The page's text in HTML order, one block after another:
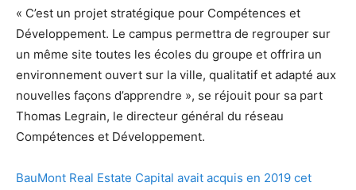
« C’est un projet stratégique pour Compétences et
Développement. Le campus permettra de regrouper sur
un même site toutes les écoles du groupe et offrira un
environnement ouvert sur la ville, qualitatif et adapté aux
nouvelles façons d’apprendre », se réjouit pour sa part
Thomas Legrain, le directeur général du réseau
Compétences et Développement.
BauMont Real Estate Capital avait acquis en 2019 cet